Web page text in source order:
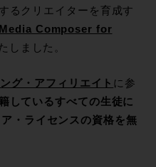
るクリエイターを育成す
Media Composer for
しました。
グ・アフィリエイト に参
しているすべての生徒に
・ライセンスの資格を無